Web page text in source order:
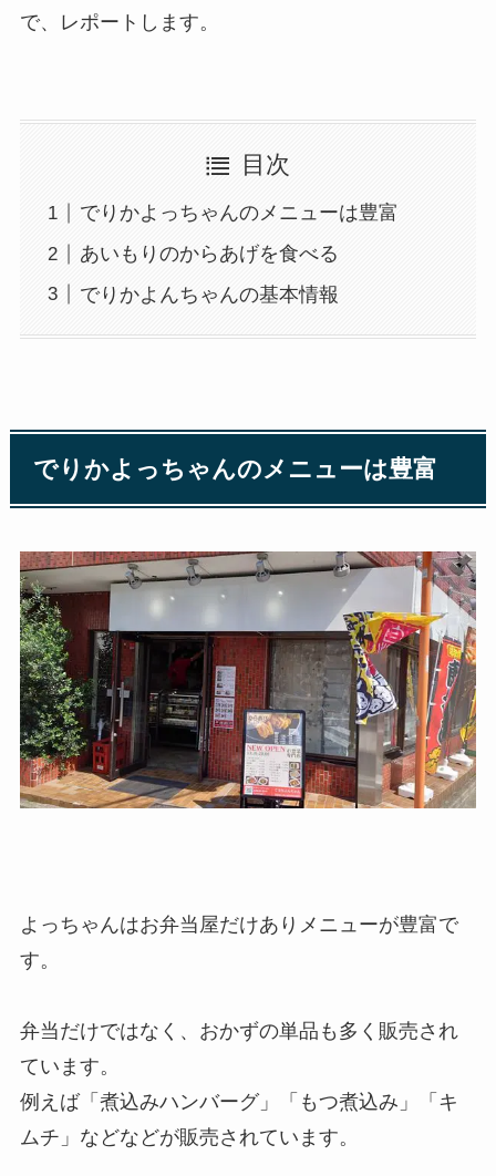
で、レポートします。
目次
でりかよっちゃんのメニューは豊富
あいもりのからあげを食べる
でりかよんちゃんの基本情報
でりかよっちゃんのメニューは豊富
よっちゃんはお弁当屋だけありメニューが豊富で
す。
弁当だけではなく、おかずの単品も多く販売され
ています。
例えば「煮込みハンバーグ」「もつ煮込み」「キ
ムチ」などなどが販売されています。